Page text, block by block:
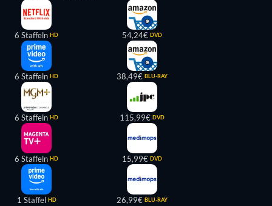
6 Staffeln HD
6 Staffeln HD
6 Staffeln HD
6 Staffeln HD
1 Staffel HD
54,24€ DVD
38,49€ BLU-RAY
115,99€ DVD
15,99€ DVD
26,99€ BLU-RAY